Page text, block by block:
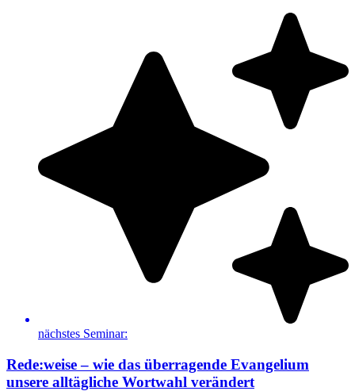
nächstes Seminar:
Rede:weise – wie das überragende Evangelium
unsere alltägliche Wortwahl verändert